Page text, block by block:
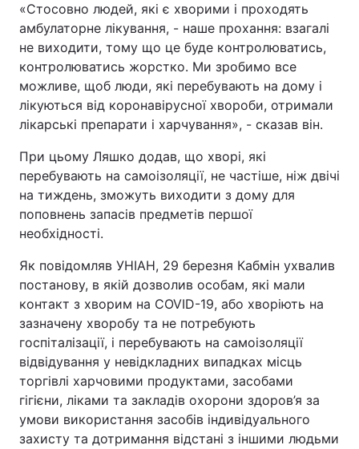
Тема оформлення
«Стосовно людей, які є хворими і проходять
амбулаторне лікування, - наше прохання: взагалі
не виходити, тому що це буде контролюватись,
контролюватись жорстко. Ми зробимо все
можливе, щоб люди, які перебувають на дому і
лікуються від коронавірусної хвороби, отримали
лікарські препарати і харчування», - сказав він.
При цьому Ляшко додав, що хворі, які
перебувають на самоізоляції, не частіше, ніж двічі
на тиждень, зможуть виходити з дому для
поповнень запасів предметів першої
необхідності.
Як повідомляв УНІАН, 29 березня Кабмін ухвалив
постанову, в якій дозволив особам, які мали
контакт з хворим на COVID-19, або хворіють на
зазначену хворобу та не потребують
госпіталізації, і перебувають на самоізоляції
відвідування у невідкладних випадках місць
торгівлі харчовими продуктами, засобами
гігієни, ліками та закладів охорони здоров’я за
умови використання засобів індивідуального
захисту та дотримання відстані з іншими людьми